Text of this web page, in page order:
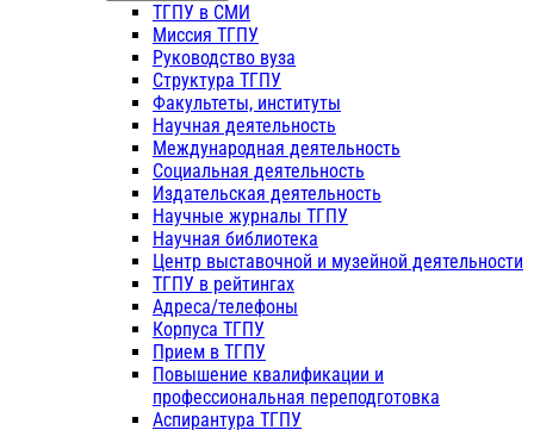
ТГПУ в СМИ
Миссия ТГПУ
Руководство вуза
Структура ТГПУ
Факультеты, институты
Научная деятельность
Международная деятельность
Социальная деятельность
Издательская деятельность
Научные журналы ТГПУ
Научная библиотека
Центр выставочной и музейной деятельности
ТГПУ в рейтингах
Адреса/телефоны
Корпуса ТГПУ
Прием в ТГПУ
Повышение квалификации и
профессиональная переподготовка
Аспирантура ТГПУ